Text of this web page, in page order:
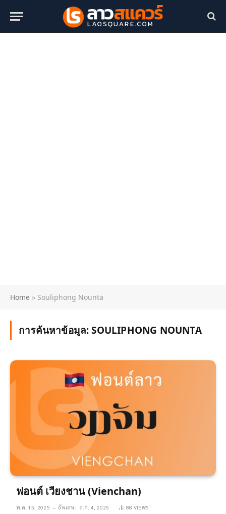
Home » Souliphong Nounta
การค้นหาข้อมูล:SOULIPHONG NOUNTA
ฟอนต์ เวียงชาน (Vienchan)
พ.ค. 15, 2025 อัพเดท: ต.ค. 4, 2025 88 VIEWS